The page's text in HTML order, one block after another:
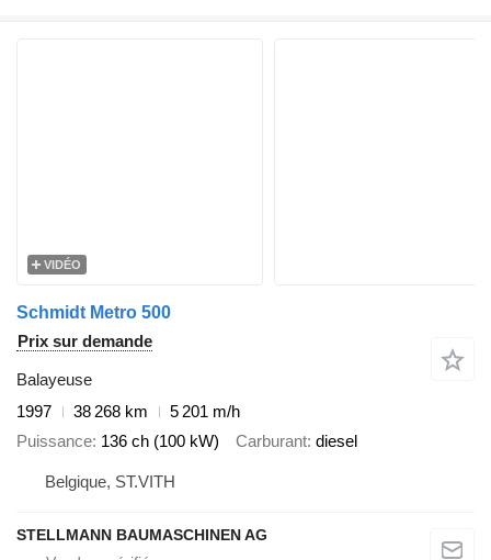
VIDÉO
Schmidt Metro 500
Prix sur demande
Balayeuse
1997
38 268 km
5 201 m/h
Puissance 136 ch (100 kW) Carburant diesel
Belgique, ST.VITH
STELLMANN BAUMASCHINEN AG